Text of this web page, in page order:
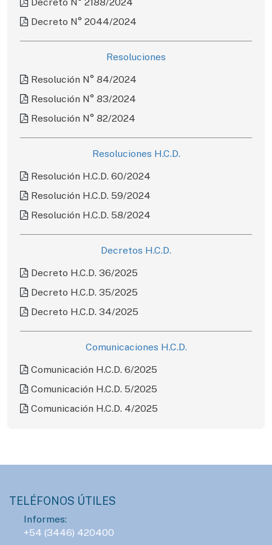
Decreto N° 2044/2024
Resoluciones
Resolución N° 84/2024
Resolución N° 83/2024
Resolución N° 82/2024
Resoluciones H.C.D.
Resolución H.C.D. 60/2024
Resolución H.C.D. 59/2024
Resolución H.C.D. 58/2024
Decretos H.C.D.
Decreto H.C.D. 36/2025
Decreto H.C.D. 35/2025
Decreto H.C.D. 34/2025
Comunicaciones H.C.D.
Comunicación H.C.D. 6/2025
Comunicación H.C.D. 5/2025
Comunicación H.C.D. 4/2025
TELÉFONOS ÚTILES
Informes:
+54 (3446) 420400